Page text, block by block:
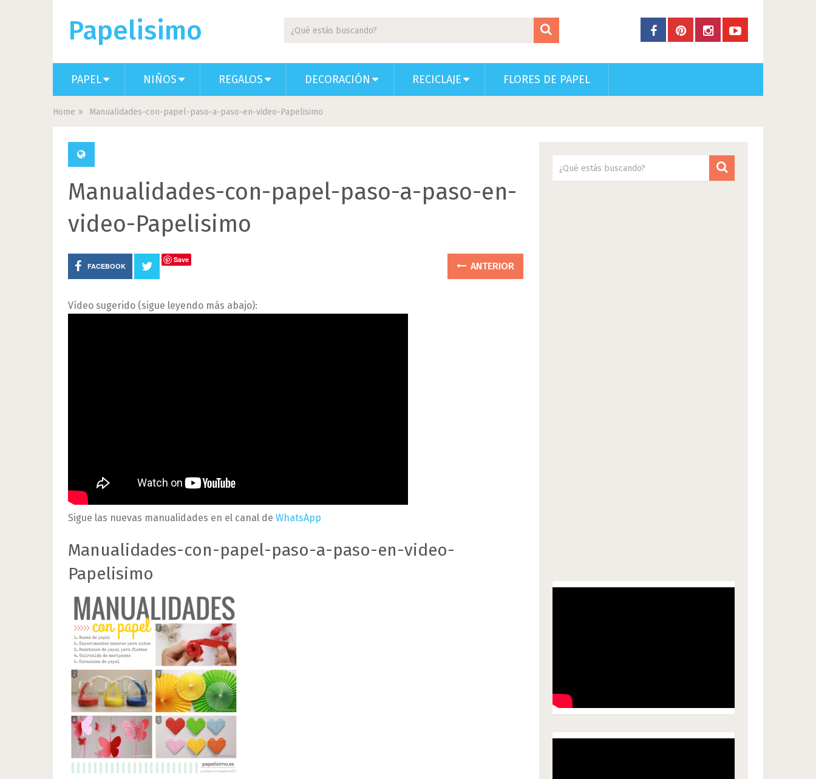
Papelisimo
PAPEL NIÑOS REGALOS DECORACIÓN RECICLAJE FLORES DE PAPEL
Home Manualidades-con-papel-paso-a-paso-en-video-Papelisimo
Manualidades-con-papel-paso-a-paso-en-
video-Papelisimo
FACEBOOK
Save
ANTERIOR
Vídeo sugerido (sigue leyendo más abajo):
Sigue las nuevas manualidades en el canal de WhatsApp
Manualidades-con-papel-paso-a-paso-en-video-
Papelisimo